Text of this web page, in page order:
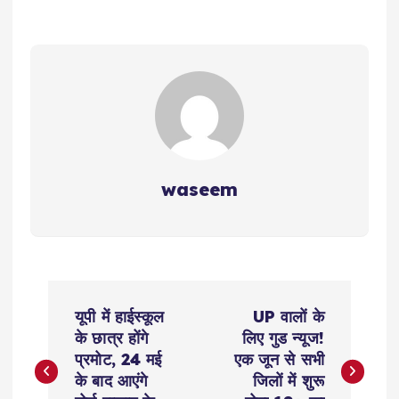
waseem
s
यूपी में हाईस्कूल
के छात्र होंगे
प्रमोट, 24 मई
के बाद आएंगे
UP वालों के
लिए गुड न्यूज!
एक जून से सभी
जिलों में शुरू